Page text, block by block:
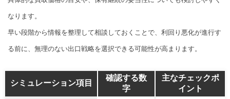
なります。
早い段階から情報を整理して相談しておくことで、利回り悪化が進行す
る前に、無理のない出口戦略を選択できる可能性が高まります。
シミュレーション項目
確認する数
字
主なチェックポ
イント